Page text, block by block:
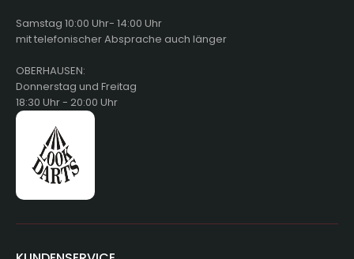
Samstag 10:00 Uhr- 14:00 Uhr
mit telefonischer Absprache auch länger
OBERHAUSEN:
Donnerstag und Freitag
18:30 Uhr - 20:00 Uhr